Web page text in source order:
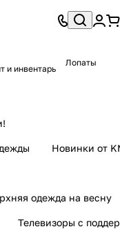
и инвентарь
Лопаты
Новинки от KMI
одежда на весну
Телевизоры с